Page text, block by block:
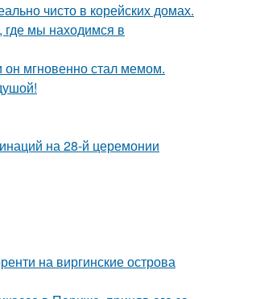
чисто в корейских домах.
где мы находимся в
мгновенно стал мемом.
на 28-й церемонии
на виргинские острова